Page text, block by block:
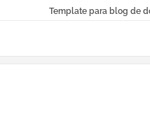
Template para blog de